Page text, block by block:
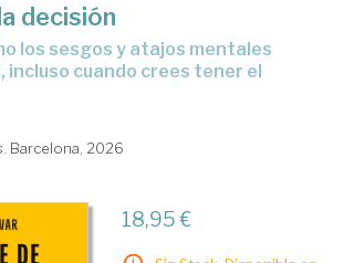
decisión
incluso cuando crees tener el
Barcelona, 2026
18,95 €